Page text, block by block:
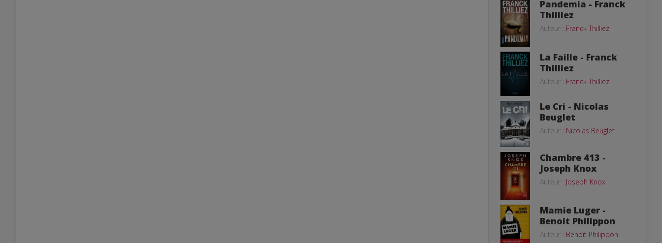
Pandemia - Franck
Thilliez
Auteur : Franck Thilliez
La Faille - Franck
Thilliez
Auteur : Franck Thilliez
Le Cri - Nicolas
Beuglet
Auteur : Nicolas Beuglet
Chambre 413 -
Joseph Knox
Auteur : Joseph Knox
Mamie Luger -
Benoit Philippon
Auteur : Benoît Philippon